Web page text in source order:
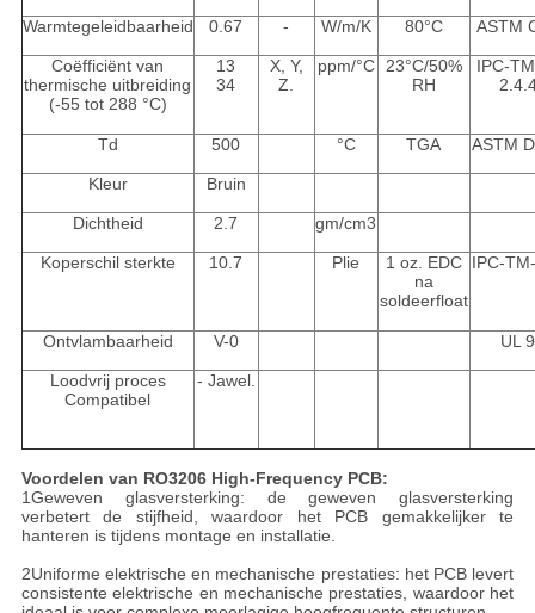
Warmtegeleidbaarheid 0.67 - W/m/K 80°C ASTM
Coëfficiënt van
thermische uitbreiding
(-55 tot 288 °C)
13
34
X, Y,
Z.
ppm/°C 23°C/50%
RH
IPC-
Td 500 °C TGA ASTM
Kleur Bruin
Dichtheid 2.7 gm/cm3
Koperschil sterkte 10.7 Plie
1 oz. EDC
na
soldeerfloat
IPC-
Ontvlambaarheid V-0 UL
Loodvrij proces
Compatibel
- Jawel.
Voordelen van RO3206 High-Frequency PCB:
1Geweven glasversterking: de geweven glasversterking
verbetert de stijfheid, waardoor het PCB gemakkelijker te
hanteren is tijdens montage en installatie.
2Uniforme elektrische en mechanische prestaties: het PCB levert
consistente elektrische en mechanische prestaties, waardoor het